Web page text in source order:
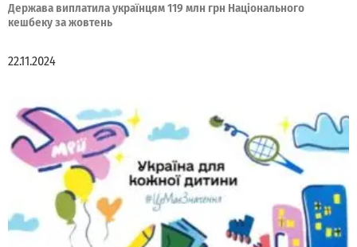
Держава виплатила українцям 119 млн грн Національного
кешбеку за жовтень
22.11.2024